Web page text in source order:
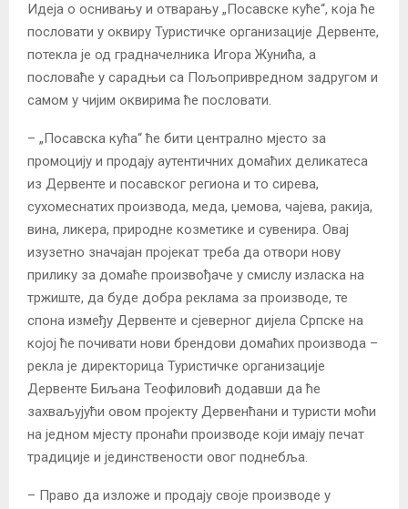
Идеја о оснивању и отварању „Посавске куће“, која ће
пословати у оквиру Туристичке организације Дервенте,
потекла је од градначелника Игора Жунића, а
пословаће у сарадњи са Пољопривредном задругом и
самом у чијим оквирима ће пословати.
– „Посавска кућа“ ће бити централно мјесто за
промоцију и продају аутентичних домаћих деликатеса
из Дервенте и посавског региона и то сирева,
сухомеснатих производа, меда, џемова, чајева, ракија,
вина, ликера, природне козметике и сувенира. Овај
изузетно значајан пројекат треба да отвори нову
прилику за домаће произвођаче у смислу изласка на
тржиште, да буде добра реклама за производе, те
спона између Дервенте и сјеверног дијела Српске на
којој ће почивати нови брендови домаћих производа –
рекла је директорица Туристичке организације
Дервенте Биљана Теофиловић додавши да ће
захваљујући овом пројекту Дервенћани и туристи моћи
на једном мјесту пронаћи производе који имају печат
традиције и јединствености овог поднебља.
– Право да изложе и продају своје производе у